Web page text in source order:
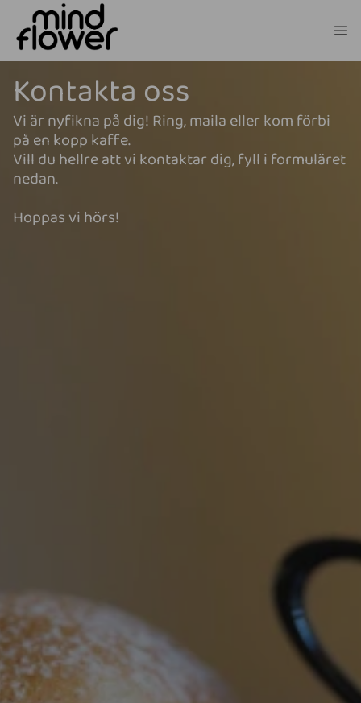
Kontakta oss
Vi är nyfikna på dig! Ring, maila eller kom förbi
på en kopp kaffe.
Vill du hellre att vi kontaktar dig, fyll i formuläret
nedan.
Hoppas vi hörs!